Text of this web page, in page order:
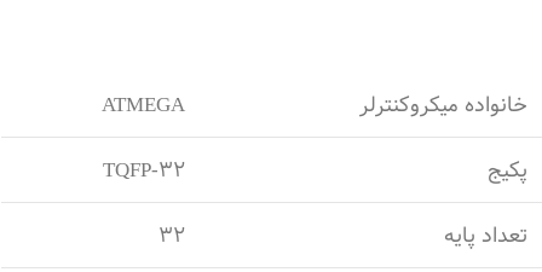
خانواده میکروکنترلر
ATMEGA
پکیج
TQFP-32
تعداد پایه
32